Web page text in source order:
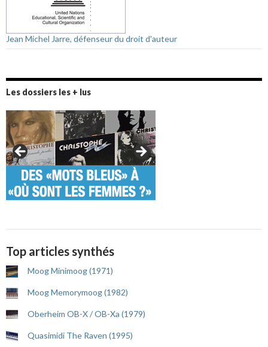
Jean Michel Jarre, défenseur du droit d'auteur
Les dossiers les + lus
Top articles synthés
Moog Minimoog (1971)
Moog Memorymoog (1982)
Oberheim OB-X / OB-Xa (1979)
Quasimidi The Raven (1995)